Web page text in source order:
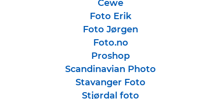
Cewe
Foto Erik
Foto Jørgen
Foto.no
Proshop
Scandinavian Photo
Stavanger Foto
Stjørdal foto